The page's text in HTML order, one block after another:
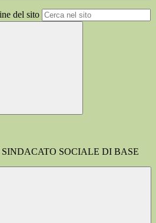
del sito
SINDACATO SOCIALE DI BASE